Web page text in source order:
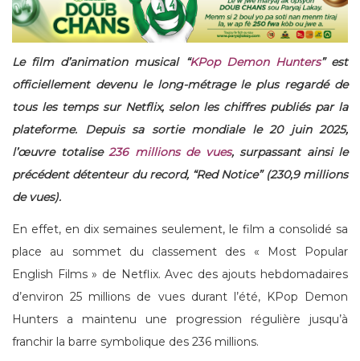
Le film d’animation musical “KPop Demon Hunters” est
officiellement devenu le long-métrage le plus regardé de
tous les temps sur Netflix, selon les chiffres publiés par la
plateforme. Depuis sa sortie mondiale le 20 juin 2025,
l’œuvre totalise 236 millions de vues, surpassant ainsi le
précédent détenteur du record, “Red Notice” (230,9 millions
de vues).
En effet, en dix semaines seulement, le film a consolidé sa
place au sommet du classement des « Most Popular
English Films » de Netflix. Avec des ajouts hebdomadaires
d’environ 25 millions de vues durant l’été, KPop Demon
Hunters a maintenu une progression régulière jusqu’à
franchir la barre symbolique des 236 millions.